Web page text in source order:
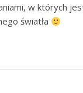
w których
światła